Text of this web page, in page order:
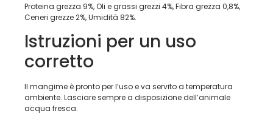
Proteina grezza 9%, Oli e grassi grezzi 4%, Fibra grezza 0,8%,
Ceneri grezze 2%, Umidità 82%.
Istruzioni per un uso
corretto
Il mangime è pronto per l’uso e va servito a temperatura
ambiente. Lasciare sempre a disposizione dell’animale
acqua fresca.